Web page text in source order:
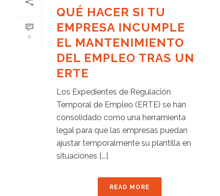
0
QUÉ HACER SI TU
EMPRESA INCUMPLE
EL MANTENIMIENTO
DEL EMPLEO TRAS UN
ERTE
Los Expedientes de Regulación
Temporal de Empleo (ERTE) se han
consolidado como una herramienta
legal para que las empresas puedan
ajustar temporalmente su plantilla en
situaciones [...]
READ MORE